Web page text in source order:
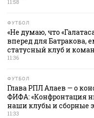
11:58
ФУТБОЛ
«Не думаю, что
вперед для Батракова,
статусный клуб и
11:36
ФУТБОЛ
Глава РПЛ Алаев — о
ФИФА: «Конфронтация
наши клубы и сборные
11:33